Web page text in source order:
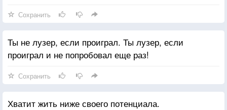
Сохранить
Ты не лузер, если проиграл. Ты лузер, если
проиграл и не попробовал еще раз!
Сохранить
Хватит жить ниже своего потенциала.